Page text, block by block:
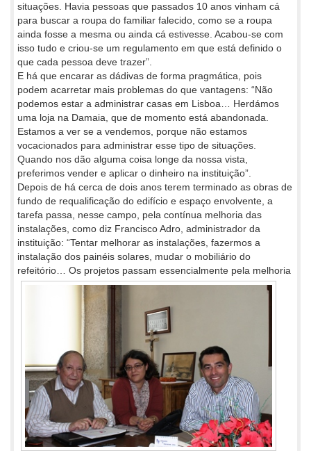
situações. Havia pessoas que passados 10 anos vinham cá
para buscar a roupa do familiar falecido, como se a roupa
ainda fosse a mesma ou ainda cá estivesse. Acabou-se com
isso tudo e criou-se um regulamento em que está definido o
que cada pessoa deve trazer”.
E há que encarar as dádivas de forma pragmática, pois
podem acarretar mais problemas do que vantagens: “Não
podemos estar a administrar casas em Lisboa… Herdámos
uma loja na Damaia, que de momento está abandonada.
Estamos a ver se a vendemos, porque não estamos
vocacionados para administrar esse tipo de situações.
Quando nos dão alguma coisa longe da nossa vista,
preferimos vender e aplicar o dinheiro na instituição”.
Depois de há cerca de dois anos terem terminado as obras de
fundo de requalificação do edifício e espaço envolvente, a
tarefa passa, nesse campo, pela contínua melhoria das
instalações, como diz Francisco Adro, administrador da
instituição: “Tentar melhorar as instalações, fazermos a
instalação dos painéis solares, mudar o mobiliário do
refeitório… Os projetos passam essencialmente pela melhoria